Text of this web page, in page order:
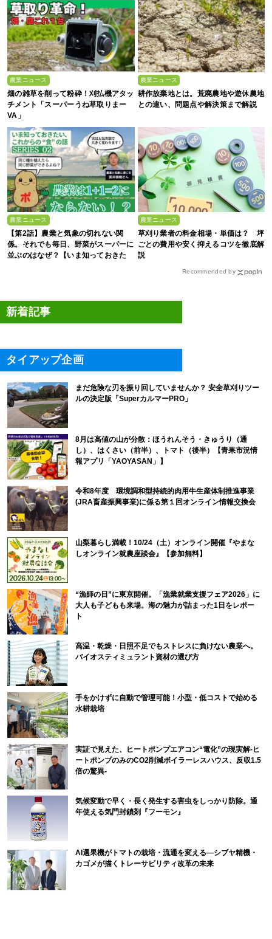
農業ニュース
畑の雑草を削って粉砕！刈払機アタッ
チメント「スーパーうね草取りまー
VA」
農業ニュース
耕作放棄地とは。荒廃農地や遊休農地
との違い、問題点や解決策まで解説
農業ニュース
【第2話】農業と気象の切れない関
係。それでも毎日、野菜がスーパーに
並ぶのはなぜ？【いま知っておきた
農業ニュース
草刈り業者の料金相場・単価は？ 坪
ごとの費用や安く抑えるコツを徹底解
説
Recommended by
新着記事
タイアップ企画
まだ危険な刃を振り回していませんか？ 安全草刈りツー
ルの決定版「SuperカルマーPRO」
8月は高値の山が分散：ほうれんそう・きゅうり（通
し）、はくさい（前半）、トマト（後半）【青果市況情
報アプリ「YAOYASAN」】
令和8年度 環境調和型持続的肉用牛生産体制推進事業
(JRA畜産振興事業)に係る第１回オンライン情報交換会
山梨暮らし満載！10/24（土）オンライン開催『やまな
しオンライン就農座談会』【参加無料】
“漁師の日”に東京開催。「漁業就業支援フェア2026」に
大人も子どもも来場。海の魅力が詰まった1日をレポー
ト
高温・乾燥・日照不足でもストレスに負けない農業へ。
バイオスティミュラント資材の選び方
手をかけずに自動で管理可能！小型・低コストで始める
水耕栽培
実証で見えた、ヒートポンプエアコン“電化”の現実解-ヒ
ートポンプのみのCO2削減ボイラーレスハウス、反収1.5
倍の驚異-
気候変動で早く・長く発生する害虫をしっかり防除。通
年使える気門封鎖剤『フーモン』
AI選果機がトマトの栽培・流通を変える―シブヤ精機・
カゴメが描くトレーサビリティ改革の未来